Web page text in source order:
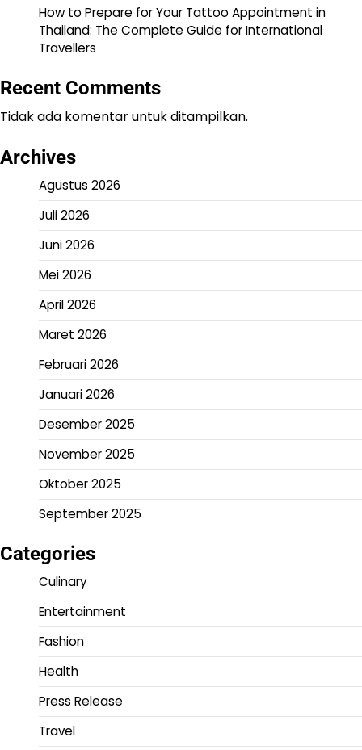
How to Prepare for Your Tattoo Appointment in
Thailand: The Complete Guide for International
Travellers
Recent Comments
Tidak ada komentar untuk ditampilkan.
Archives
Agustus 2026
Juli 2026
Juni 2026
Mei 2026
April 2026
Maret 2026
Februari 2026
Januari 2026
Desember 2025
November 2025
Oktober 2025
September 2025
Categories
Culinary
Entertainment
Fashion
Health
Press Release
Travel